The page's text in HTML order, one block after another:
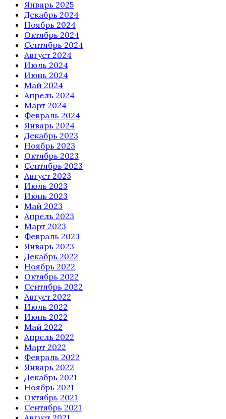
Январь 2025
Декабрь 2024
Ноябрь 2024
Октябрь 2024
Сентябрь 2024
Август 2024
Июль 2024
Июнь 2024
Май 2024
Апрель 2024
Март 2024
Февраль 2024
Январь 2024
Декабрь 2023
Ноябрь 2023
Октябрь 2023
Сентябрь 2023
Август 2023
Июль 2023
Июнь 2023
Май 2023
Апрель 2023
Март 2023
Февраль 2023
Январь 2023
Декабрь 2022
Ноябрь 2022
Октябрь 2022
Сентябрь 2022
Август 2022
Июль 2022
Июнь 2022
Май 2022
Апрель 2022
Март 2022
Февраль 2022
Январь 2022
Декабрь 2021
Ноябрь 2021
Октябрь 2021
Сентябрь 2021